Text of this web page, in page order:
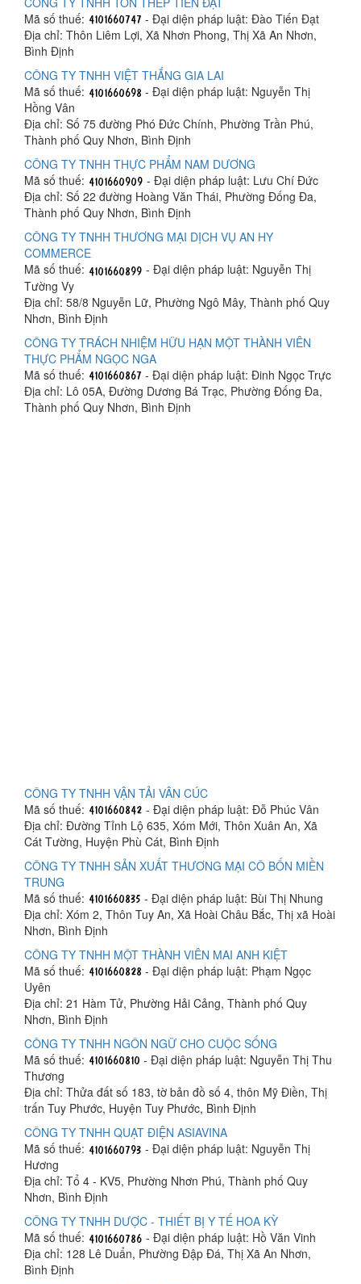
Mã số thuế:
- Đại diện pháp luật: Đào Tiến Đạt
Địa chỉ: Thôn Liêm Lợi, Xã Nhơn Phong, Thị Xã An Nhơn,
Bình Định
CÔNG TY TNHH VIỆT THẮNG GIA LAI
Mã số thuế:
- Đại diện pháp luật: Nguyễn Thị
Hồng Vân
Địa chỉ: Số 75 đường Phó Đức Chính, Phường Trần Phú,
Thành phố Quy Nhơn, Bình Định
CÔNG TY TNHH THỰC PHẨM NAM DƯƠNG
Mã số thuế:
- Đại diện pháp luật: Lưu Chí Đức
Địa chỉ: Số 22 đường Hoàng Văn Thái, Phường Đống Đa,
Thành phố Quy Nhơn, Bình Định
CÔNG TY TNHH THƯƠNG MẠI DỊCH VỤ AN HY
COMMERCE
Mã số thuế:
- Đại diện pháp luật: Nguyễn Thị
Tường Vy
Địa chỉ: 58/8 Nguyễn Lữ, Phường Ngô Mây, Thành phố Quy
Nhơn, Bình Định
CÔNG TY TRÁCH NHIỆM HỮU HẠN MỘT THÀNH VIÊN
THỰC PHẨM NGỌC NGA
Mã số thuế:
- Đại diện pháp luật: Đinh Ngọc Trực
Địa chỉ: Lô 05A, Đường Dương Bá Trạc, Phường Đống Đa,
Thành phố Quy Nhơn, Bình Định
CÔNG TY TNHH VẬN TẢI VÂN CÚC
Mã số thuế:
- Đại diện pháp luật: Đỗ Phúc Vân
Địa chỉ: Đường Tỉnh Lộ 635, Xóm Mới, Thôn Xuân An, Xã
Cát Tường, Huyện Phù Cát, Bình Định
CÔNG TY TNHH SẢN XUẤT THƯƠNG MẠI CÔ BỐN MIỀN
TRUNG
Mã số thuế:
- Đại diện pháp luật: Bùi Thị Nhung
Địa chỉ: Xóm 2, Thôn Tuy An, Xã Hoài Châu Bắc, Thị xã Hoài
Nhơn, Bình Định
CÔNG TY TNHH MỘT THÀNH VIÊN MAI ANH KIỆT
Mã số thuế:
- Đại diện pháp luật: Phạm Ngọc
Uyên
Địa chỉ: 21 Hàm Tử, Phường Hải Cảng, Thành phố Quy
Nhơn, Bình Định
CÔNG TY TNHH NGÔN NGỮ CHO CUỘC SỐNG
Mã số thuế:
- Đại diện pháp luật: Nguyễn Thị Thu
Thương
Địa chỉ: Thửa đất số 183, tờ bản đồ số 4, thôn Mỹ Điền, Thị
trấn Tuy Phước, Huyện Tuy Phước, Bình Định
CÔNG TY TNHH QUẠT ĐIỆN ASIAVINA
Mã số thuế:
- Đại diện pháp luật: Nguyễn Thị
Hương
Địa chỉ: Tổ 4 - KV5, Phường Nhơn Phú, Thành phố Quy
Nhơn, Bình Định
CÔNG TY TNHH DƯỢC - THIẾT BỊ Y TẾ HOA KỲ
Mã số thuế:
- Đại diện pháp luật: Hồ Văn Vinh
Địa chỉ: 128 Lê Duẩn, Phường Đập Đá, Thị Xã An Nhơn,
Bình Định